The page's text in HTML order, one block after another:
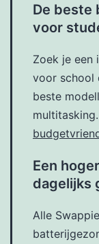
De beste
voor
Zoek je een
voor school
beste
multitasking.
Een
dagelijks
Alle